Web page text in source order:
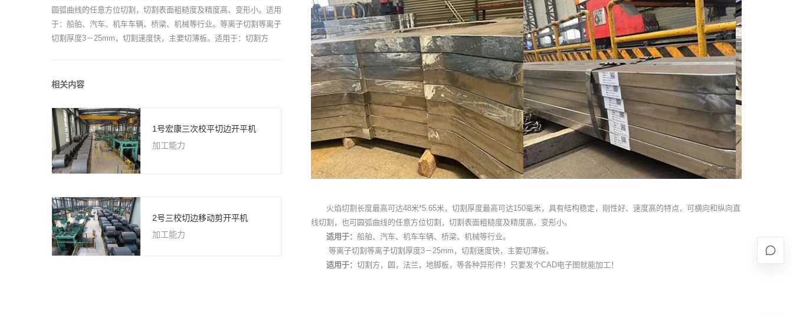
火焰切割长度最高可达48米*5.65米，切割厚度最高可达150毫米，具有结构稳定，刚性好、速度高的特点，可横向和纵向直
线切割，也可圆弧曲线的任意方位切割，切割表面粗糙度及精度高、变形小。
适用于： 船舶、汽车、机车车辆、桥梁、机械等行业。
等离子切割等离子切割厚度3－25mm，切割速度快，主要切薄板。
适用于： 切割方，圆，法兰，地脚板，等各种异形件！只要发个CAD电子图就能加工 ！
圆弧曲线的任意方位切割，切割表面粗糙度及精度高、变形小。适用
于：船舶、汽车、机车车辆、桥梁、机械等行业。等离子切割等离子
切割厚度3－25mm，切割速度快，主要切薄板。适用于：切割方
相关内容
1号宏康三次校平切边开平机
加工能力
2号三校切边移动剪开平机
加工能力